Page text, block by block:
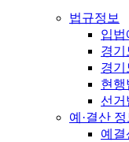
법규정보
입법
경기
경기
현행
선거
예·결산 정
예결